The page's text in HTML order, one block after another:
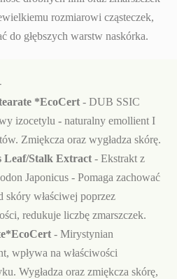
rozmiarowi cząsteczek,
do głębszych warstw naskórka.
*EcoCert - DUB SSIC
izocetylu - naturalny emollient I
Zmiękcza oraz wygładza skórę.
Leaf/Stalk Extract - Ekstrakt z
Japonicus - Pomaga zachować
skóry właściwej poprzez
redukuje liczbę zmarszczek.
- Mirystynian
wpływa na właściwości
Wygładza oraz zmiękcza skórę,